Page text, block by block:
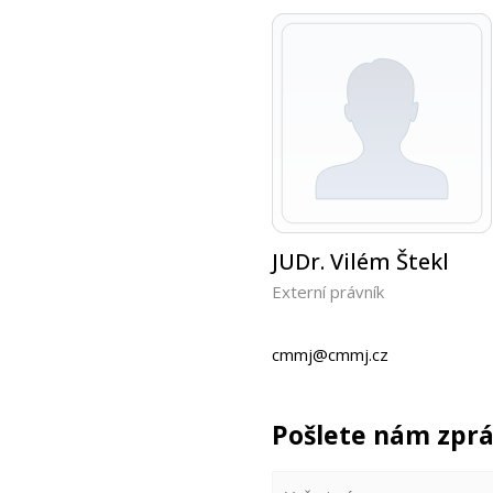
JUDr. Vilém Štekl
Externí právník
cmmj@cmmj.cz
Pošlete nám